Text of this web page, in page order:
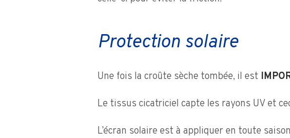
Protection solaire
Une fois la croûte sèche tombée, il est
Le tissus cicatriciel capte les rayons UV et
L’écran solaire est à appliquer en toute